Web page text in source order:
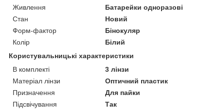
Живлення
Батарейки одноразові
Стан
Новий
Форм-фактор
Бінокуляр
Колір
Білий
Користувальницькі характеристики
В комплекті
3 лінзи
Матеріал лінзи
Оптичний пластик
Призначення
Для пайки
Підсвічування
Так